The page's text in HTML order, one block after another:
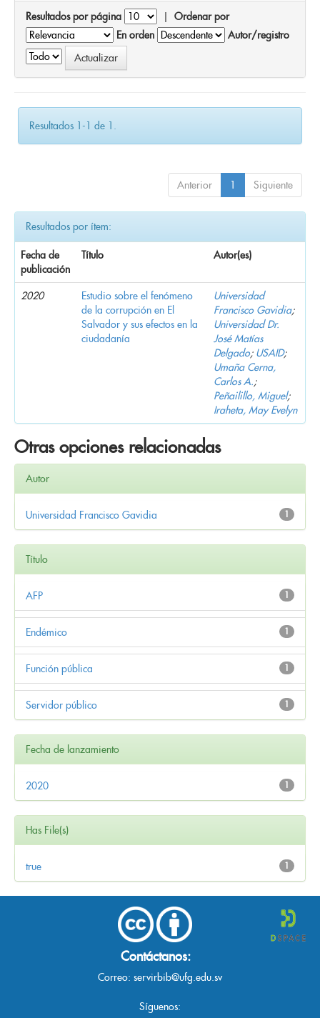
Resultados por página | Ordenar por
En orden
Autor/registro
Resultados 1-1 de 1.
Anterior 1 Siguiente
Resultados por ítem:
Fecha de
publicación
Título Autor(es)
2020
Estudio sobre el fenómeno
de la corrupción en El
Salvador y sus efectos en la
ciudadanía
Universidad
Francisco Gavidia;
Universidad Dr.
José Matías
Delgado; USAID;
Umaña Cerna,
Carlos A.;
Peñailillo, Miguel;
Iraheta, May Evelyn
Otras opciones relacionadas
Autor
1
Universidad Francisco Gavidia
Título
1
AFP
1
Endémico
1
Función pública
1
Servidor público
Fecha de lanzamiento
1
2020
Has File(s)
1
true
Contáctanos:
Correo: servirbib@ufg.edu.sv
Síguenos: